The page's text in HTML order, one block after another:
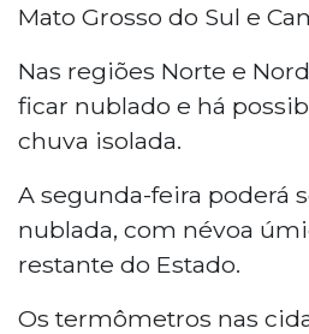
Mato Grosso do Sul e
Nas regiões Norte e
ficar nublado e há
chuva isolada.
A segunda-feira poderá
nublada, com névoa
restante do Estado.
Os termômetros nas